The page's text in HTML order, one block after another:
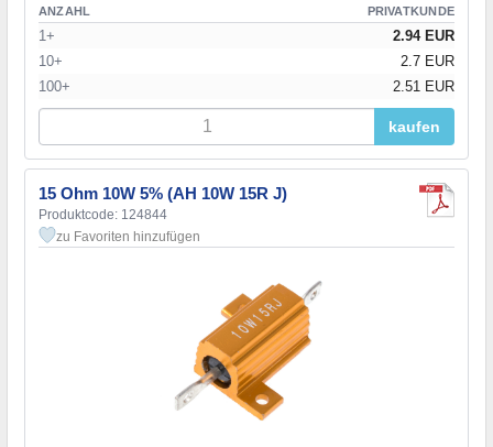
ANZAHL PRIVATKUNDE
1+
2.94 EUR
10+
2.7 EUR
100+
2.51 EUR
kaufen
15 Ohm 10W 5% (AH 10W 15R J)
Produktcode: 124844
zu Favoriten hinzufügen